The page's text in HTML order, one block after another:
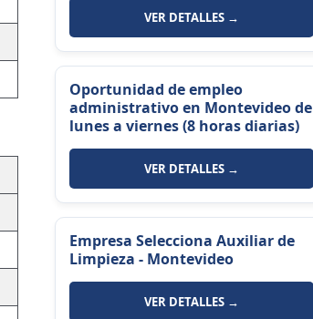
VER DETALLES →
Oportunidad de empleo
administrativo en Montevideo de
lunes a viernes (8 horas diarias)
VER DETALLES →
Empresa Selecciona Auxiliar de
Limpieza - Montevideo
VER DETALLES →